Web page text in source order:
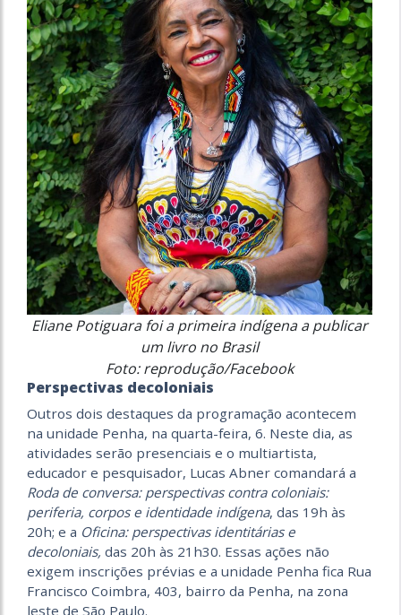
Eliane Potiguara foi a primeira indígena a publicar
um livro no Brasil
Foto: reprodução/Facebook
Perspectivas decoloniais
Outros dois destaques da programação acontecem
na unidade Penha, na quarta-feira, 6. Neste dia, as
atividades serão presenciais e o multiartista,
educador e pesquisador, Lucas Abner comandará a
Roda de conversa: perspectivas contra coloniais:
periferia, corpos e identidade indígena, das 19h às
20h; e a Oficina: perspectivas identitárias e
decoloniais, das 20h às 21h30. Essas ações não
exigem inscrições prévias e a unidade Penha fica Rua
Francisco Coimbra, 403, bairro da Penha, na zona
leste de São Paulo.